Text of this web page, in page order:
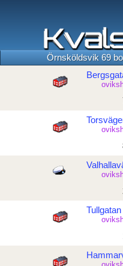
Örnsköldsvik 69
Tullgatan